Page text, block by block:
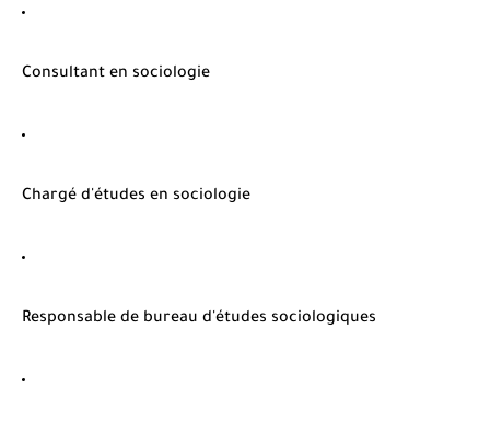
Consultant en sociologie
Chargé d'études en sociologie
Responsable de bureau d'études sociologiques